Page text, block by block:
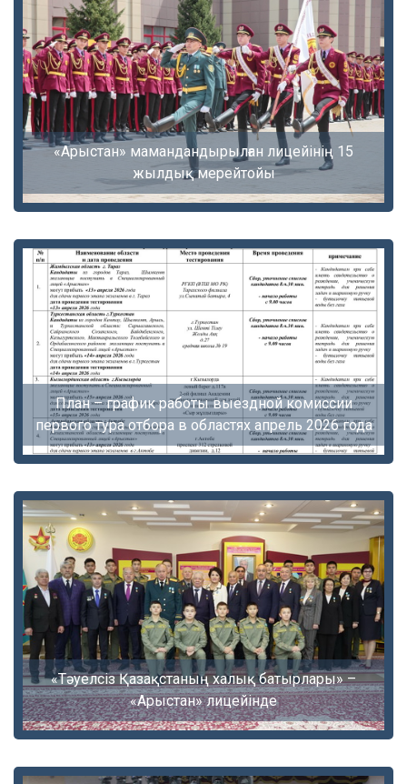
«Арыстан» мамандандырылған лицейінің 15
жылдық мерейтойы
План – график работы выездной комиссии
первого тура отбора в областях апрель 2026 года
«Тәуелсіз Қазақстаның халық батырлары» –
«Арыстан» лицейінде